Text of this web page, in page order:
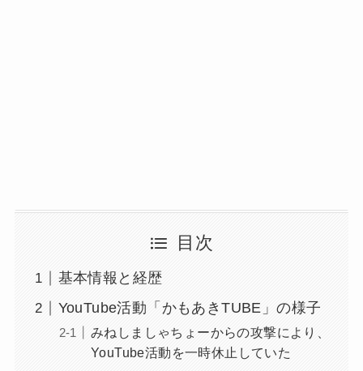
目次
基本情報と経歴
YouTube活動「かもあきTUBE」の様子
みねしましゃちょーからの攻撃により、
YouTube活動を一時休止していた